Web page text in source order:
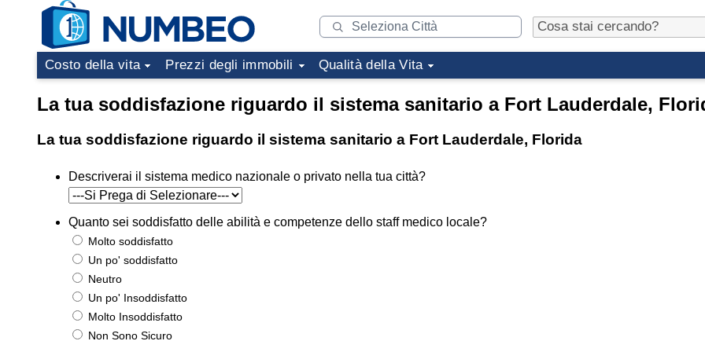
Costo della vita Prezzi degli immobili Qualità della Vita
La tua soddisfazione riguardo il sistema sanitario a Fort Lauderdale,
La tua soddisfazione riguardo il sistema sanitario a Fort Lauderdale, Florida
Descriverai il sistema medico nazionale o privato nella tua città?
Quanto sei soddisfatto delle abilità e competenze dello staff medico locale?
Molto soddisfatto
Un po' soddisfatto
Neutro
Un po' Insoddisfatto
Molto Insoddisfatto
Non Sono Sicuro